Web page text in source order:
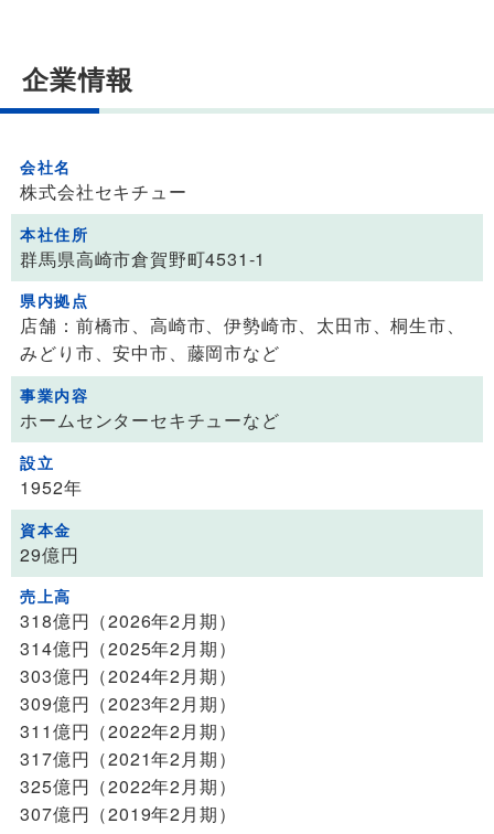
企業情報
会社名
株式会社セキチュー
本社住所
群馬県高崎市倉賀野町4531-1
県内拠点
店舗：前橋市、高崎市、伊勢崎市、太田市、桐生市、
みどり市、安中市、藤岡市など
事業内容
ホームセンターセキチューなど
設立
1952年
資本金
29億円
売上高
318億円（2026年2月期）
314億円（2025年2月期）
303億円（2024年2月期）
309億円（2023年2月期）
311億円（2022年2月期）
317億円（2021年2月期）
325億円（2022年2月期）
307億円（2019年2月期）